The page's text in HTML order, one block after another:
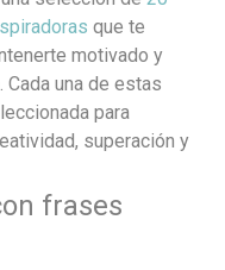
que te
motivado y
una de estas
para
superación y
frases